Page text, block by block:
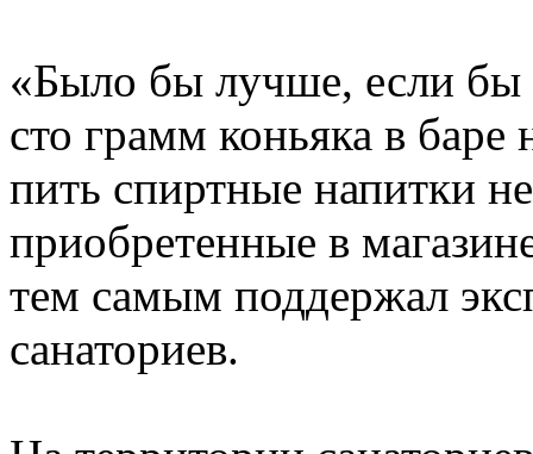
«Было бы лучше, если
сто грамм коньяка в баре
пить спиртные напитки
приобретенные в
тем самым поддержал
санаториев.